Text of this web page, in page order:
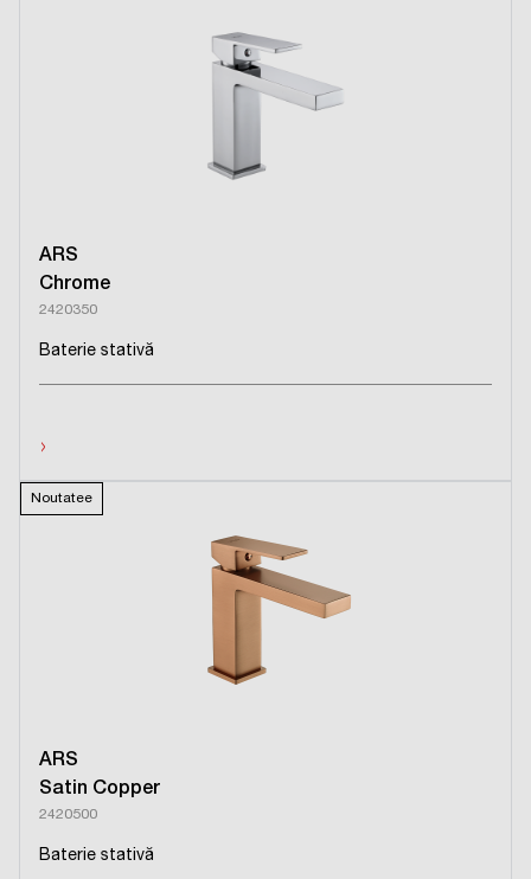
ARS
Chrome
2420350
Baterie stativă
›
Noutatee
ARS
Satin Copper
2420500
Baterie stativă